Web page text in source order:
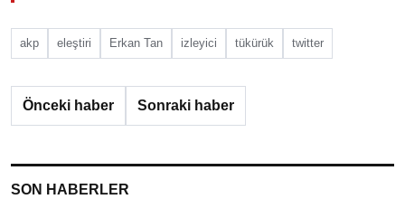
akp eleştiri Erkan Tan izleyici tükürük twitter
Önceki haber Sonraki haber
SON HABERLER